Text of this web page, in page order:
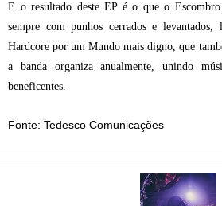
E o resultado deste EP é o que o
sempre com punhos cerrados e
Hardcore por um Mundo mais digno, que
a banda organiza anualmente, unindo
beneficentes.
Fonte: Tedesco Comunicações